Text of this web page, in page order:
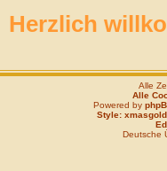
Herzlich
Alle
Alle
Powered by
Style: xmasgold
Deutsche